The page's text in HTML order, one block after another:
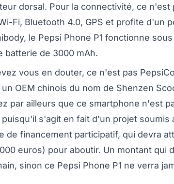
dorsal. Pour la connectivité, ce
Fi, Bluetooth 4.0, GPS et profite d'un
le Pepsi Phone P1 fonctionne
batterie de 3000 mAh.
vous en douter, ce n'est pas
OEM chinois du nom de Shenzen
par ailleurs que ce smartphone n'est
s'agit en fait d'un projet soumis
de financement participatif, qui devra
euros) pour aboutir. Un montant qui
sinon ce Pepsi Phone P1 ne verra